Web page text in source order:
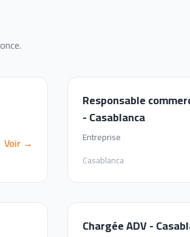
Voir →
Responsable
- Casablanca
Entreprise
Casablanca
Chargée ADV -